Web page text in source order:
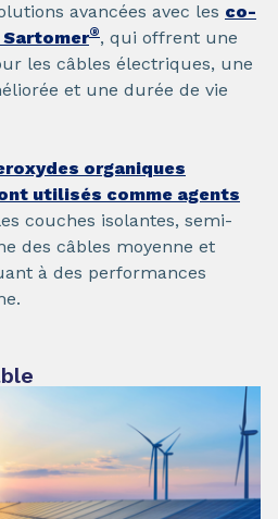
avancées avec les co-
®, qui offrent une
les câbles électriques, une
et une durée de vie
organiques
utilisés comme agents
couches isolantes, semi-
des câbles moyenne et
à des performances